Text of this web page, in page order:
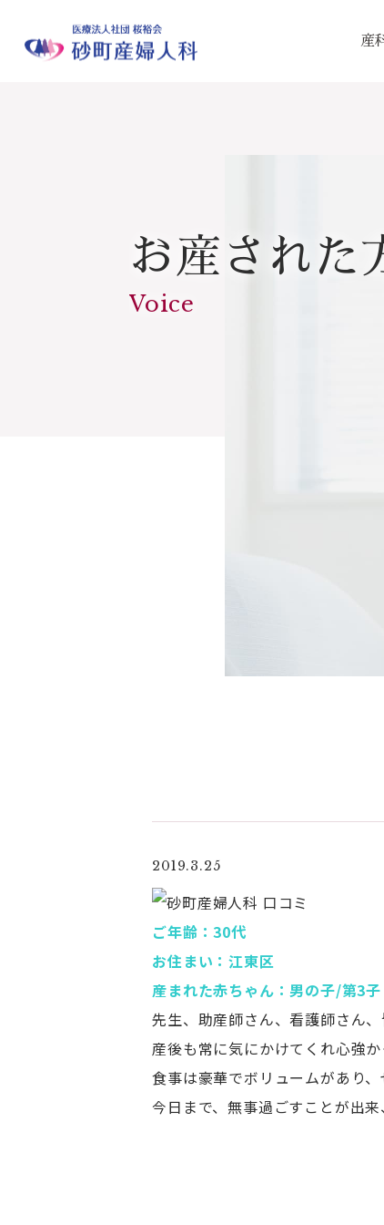
産
お産された
Voice
2019.3.25
ご年齢：30代
お住まい：江東区
産まれた赤ちゃん：男の子/第3子
先生、助産師さん、看護師さん
産後も常に気にかけてくれ心強か
食事は豪華でボリュームがあり
今日まで、無事過ごすことが出